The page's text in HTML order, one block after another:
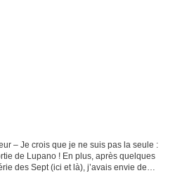
– Je crois que je ne suis pas la seule :
de Lupano ! En plus, après quelques
des Sept (ici et là), j’avais envie de